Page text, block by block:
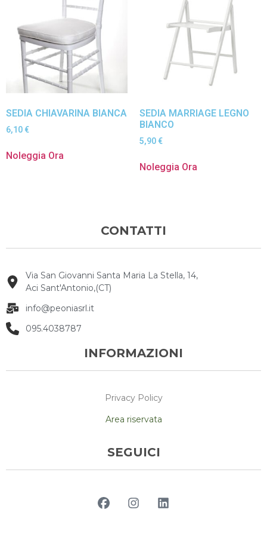
SEDIA CHIAVARINA BIANCA
6,10 €
Noleggia Ora
SEDIA MARRIAGE LEGNO
BIANCO
5,90 €
Noleggia Ora
CONTATTI
Via San Giovanni Santa Maria La Stella, 14,
Aci Sant'Antonio,(CT)
info@peoniasrl.it
095.4038787
INFORMAZIONI
Privacy Policy
Area riservata
SEGUICI